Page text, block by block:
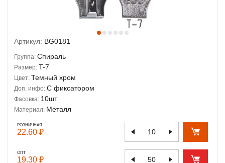
Артикул: BG0181
Группа: Спираль
Размер: T-7
Цвет: Темный хром
Доп. инфо: С фиксатором
Фасовка: 10шт
Материал: Металл
РОЗНИЧНАЯ
22.60 ₽
ОПТ
19.30 ₽